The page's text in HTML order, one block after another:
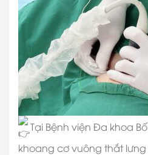
Tại Bệnh viện Đa khoa
khoang cơ vuông thắt lưng